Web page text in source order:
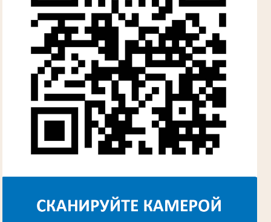
Судья Губкинского городского народного
суда
в период с 1960 по 1980 гг.
Косарева Александра Ивановна
Труженица тыла в годы Великой
суда